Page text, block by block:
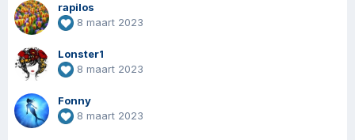
rapilos
8 maart 2023
Lonster1
8 maart 2023
Fonny
8 maart 2023